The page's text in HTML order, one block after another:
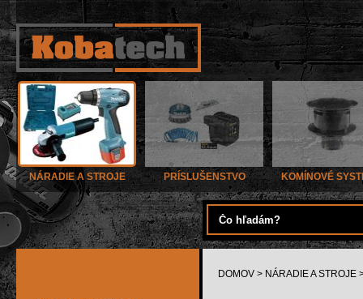
NÁRADIE A STROJE PRÍSLUŠENSTVO KOMÍNOVÉ
DOMOV > NÁRADIE A STROJE